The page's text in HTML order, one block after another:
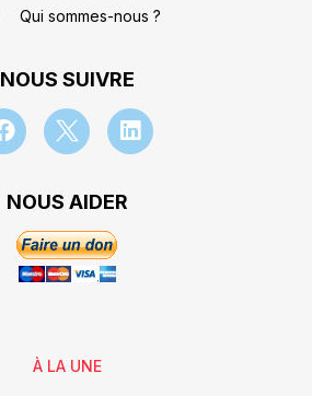
Qui sommes-nous ?
NOUS SUIVRE
NOUS AIDER
À LA UNE